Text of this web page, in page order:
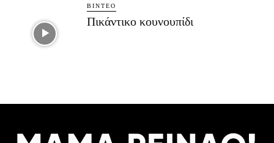
ΒΊΝΤΕΟ
Πικάντικο κουνουπίδι